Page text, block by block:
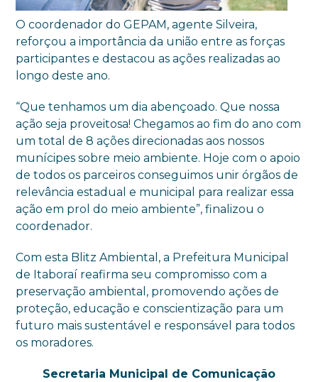
O coordenador do GEPAM, agente Silveira,
reforçou a importância da união entre as forças
participantes e destacou as ações realizadas ao
longo deste ano.
“Que tenhamos um dia abençoado. Que nossa
ação seja proveitosa! Chegamos ao fim do ano com
um total de 8 ações direcionadas aos nossos
munícipes sobre meio ambiente. Hoje com o apoio
de todos os parceiros conseguimos unir órgãos de
relevância estadual e municipal para realizar essa
ação em prol do meio ambiente”, finalizou o
coordenador.
Com esta Blitz Ambiental, a Prefeitura Municipal
de Itaboraí reafirma seu compromisso com a
preservação ambiental, promovendo ações de
proteção, educação e conscientização para um
futuro mais sustentável e responsável para todos
os moradores.
Secretaria Municipal de Comunicação